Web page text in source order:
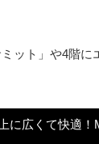
ット」や4階に
に広くて快適！